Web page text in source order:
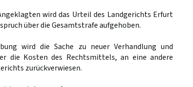
wird das Urteil des Landgerichts Erfurt
über die Gesamtstrafe aufgehoben.
wird die Sache zu neuer Verhandlung und
die Kosten des Rechtsmittels, an eine andere
zurückverwiesen.